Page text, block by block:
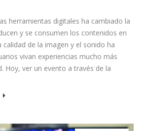
herramientas digitales ha cambiado la
y se consumen los contenidos en
calidad de la imagen y el sonido ha
vivan experiencias mucho más
Hoy, ver un evento a través de la